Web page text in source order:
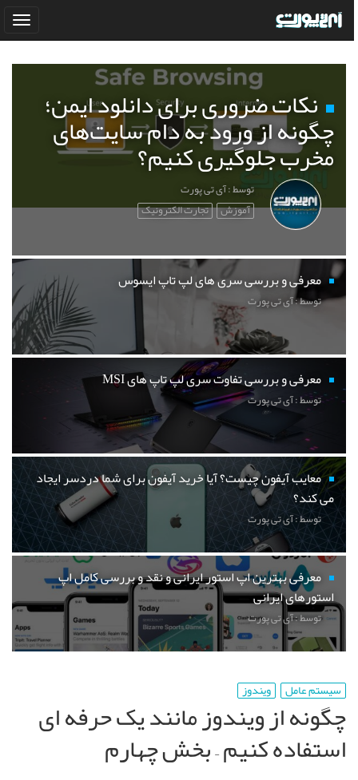
نکات ضروری برای دانلود ایمن؛
چگونه از ورود به دام سایت‌های
مخرب جلوگیری کنیم؟
توسط : آی تی پورت
آموزش تجارت الکترونیک
معرفی و بررسی سری های لپ تاپ ایسوس
توسط : آی تی پورت
معرفی و بررسی تفاوت سری لپ تاپ های MSI
توسط : آی تی پورت
معایب آیفون چیست؟ آیا خرید آیفون برای شما دردسر ایجاد
می کند؟
توسط : آی تی پورت
معرفی بهترین اپ استور ایرانی و نقد و بررسی کامل اپ
استورهای ایرانی
توسط : آی تی پورت
سیستم عامل ویندوز
چگونه از ویندوز مانند یک حرفه ای
استفاده کنیم – بخش چهارم